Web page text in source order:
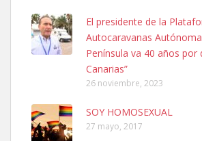
SHIBA PERDIDO AVDA JOSE MESA Y
PERRO MACHO RAZA SHIBA CON MICROCHIP
06/07/2025 ZONA MESA Y LOPEZ. ES MUY
Leales.org » Gran Canaria
6.7.2025
El presidente de la
Autocaravanas
Península va 40 años por
Canarias”
26 noviembre, 2023
SOY HOMOSEXUAL
27 mayo, 2017